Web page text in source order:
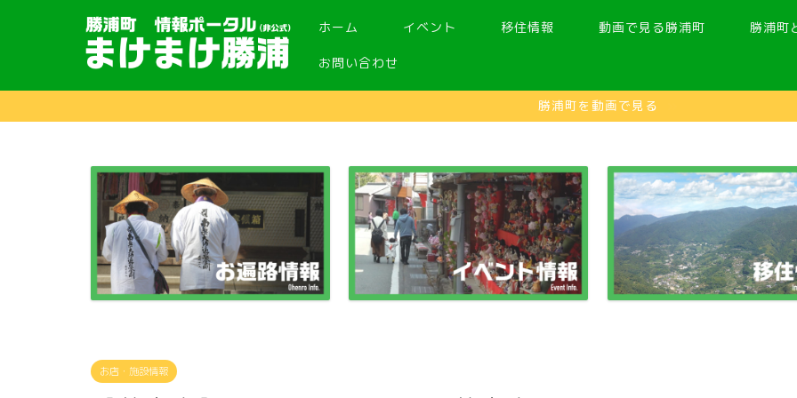
ホーム イベント 移住情報 動画で見る勝浦町 勝浦町
お問い合わせ
勝浦町を動画で見る
お店・施設情報